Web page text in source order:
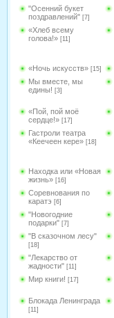
"Осенний букет
поздравлений" [7]
«Хлеб всему
голова!» [11]
«Ночь искусств» [15]
Мы вместе, мы
едины! [3]
«Пой, пой моё
сердце!» [17]
Гастроли театра
«Кеечеен кере» [18]
Находка или «Новая
жизнь» [16]
Соревнования по
каратэ [6]
"Новогодние
подарки" [7]
"В сказочном лесу"
[18]
"Лекарство от
жадности" [11]
Мир книги! [17]
Блокада Ленинграда
[11]